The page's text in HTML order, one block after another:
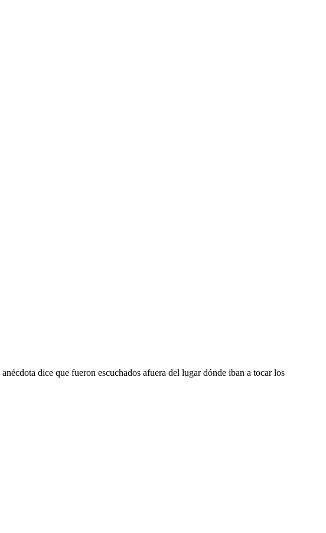
dice que fueron escuchados afuera del lugar dónde iban a tocar los